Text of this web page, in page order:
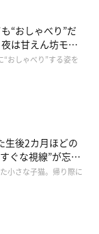
“おしゃべり”だ
は甘えん坊モー
おしゃべり”する姿を
生後2カ月ほどの
ぐな視線”が忘れ
小さな子猫。帰り際に